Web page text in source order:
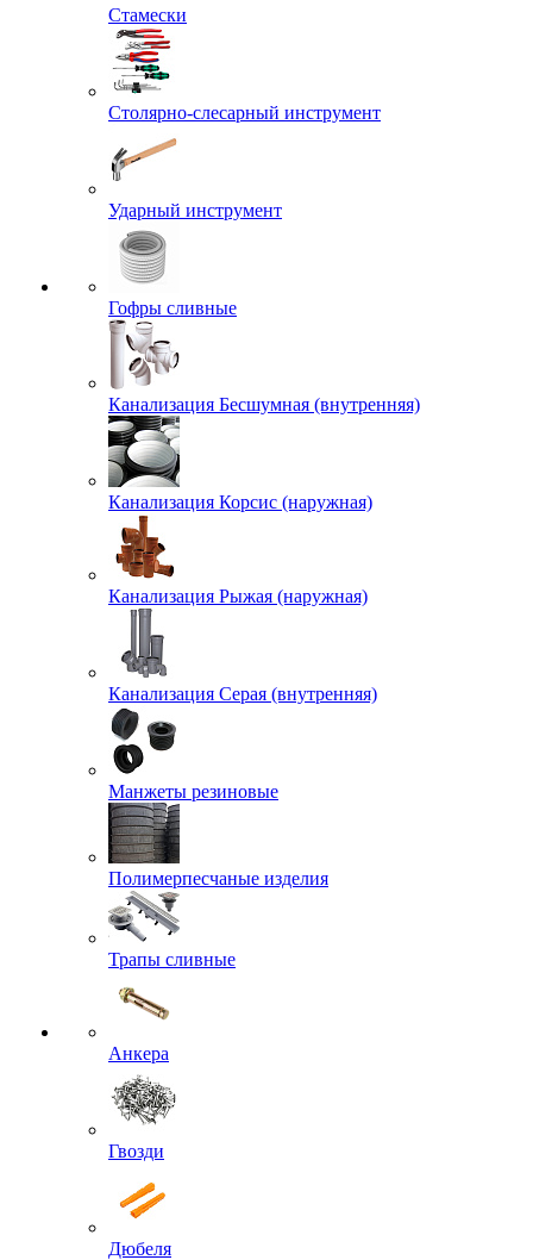
Стамески
Столярно-слесарный инструмент
Ударный инструмент
Гофры сливные
Канализация Бесшумная (внутренняя)
Канализация Корсис (наружная)
Канализация Рыжая (наружная)
Канализация Серая (внутренняя)
Манжеты резиновые
Полимерпесчаные изделия
Трапы сливные
Анкера
Гвозди
Дюбеля